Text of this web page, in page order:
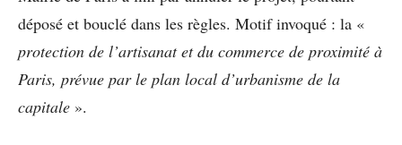
déposé et bouclé dans les règles. Motif invoqué : la «
protection de l’artisanat et du commerce de proximité à
Paris, prévue par le plan local d’urbanisme de la
capitale ».